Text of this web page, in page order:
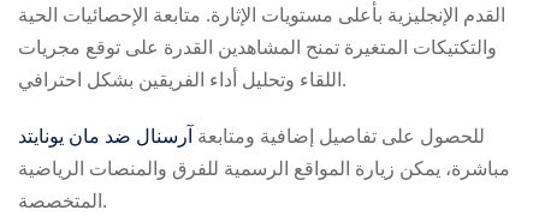
القدم الإنجليزية بأعلى مستويات الإثارة. متابعة الإحصائيات الحية
والتكتيكات المتغيرة تمنح المشاهدين القدرة على توقع مجريات
اللقاء وتحليل أداء الفريقين بشكل احترافي.
للحصول على تفاصيل إضافية ومتابعة آرسنال ضد مان يونايتد
مباشرة، يمكن زيارة المواقع الرسمية للفرق والمنصات الرياضية
المتخصصة.